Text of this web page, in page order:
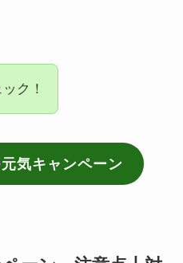
ク！
気キャンペーン